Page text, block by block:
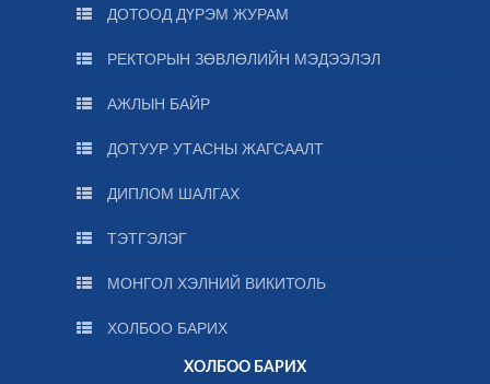
ДОТООД ДҮРЭМ ЖУРАМ
РЕКТОРЫН ЗӨВЛӨЛИЙН МЭДЭЭЛЭЛ
АЖЛЫН БАЙР
ДОТУУР УТАСНЫ ЖАГСААЛТ
ДИПЛОМ ШАЛГАХ
ТЭТГЭЛЭГ
МОНГОЛ ХЭЛНИЙ ВИКИТОЛЬ
ХОЛБОО БАРИХ
ХОЛБОО БАРИХ